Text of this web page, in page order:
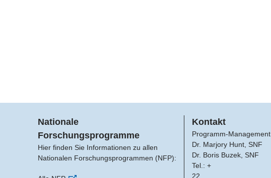
Nationale
Forschungsprogramme
Hier finden Sie Informationen zu allen
Nationalen Forschungsprogrammen (NFP):
Kontakt
Programm-Management
Dr. Marjory Hunt, SNF
Dr. Boris Buzek, SNF
Tel.: +
22